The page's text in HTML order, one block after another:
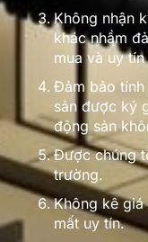
Không nhận
khác nhầm
mua và uy
Đảm bảo
sản được ký
động sản
Được chúng
trường.
Không kê
mất uy tín.